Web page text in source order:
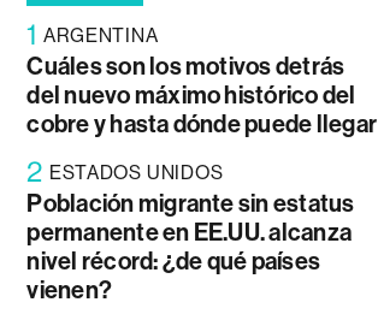
1 ARGENTINA
Cuáles son los motivos detrás
del nuevo máximo histórico del
cobre y hasta dónde puede llegar
2 ESTADOS UNIDOS
Población migrante sin estatus
permanente en EE.UU. alcanza
nivel récord: ¿de qué países
vienen?